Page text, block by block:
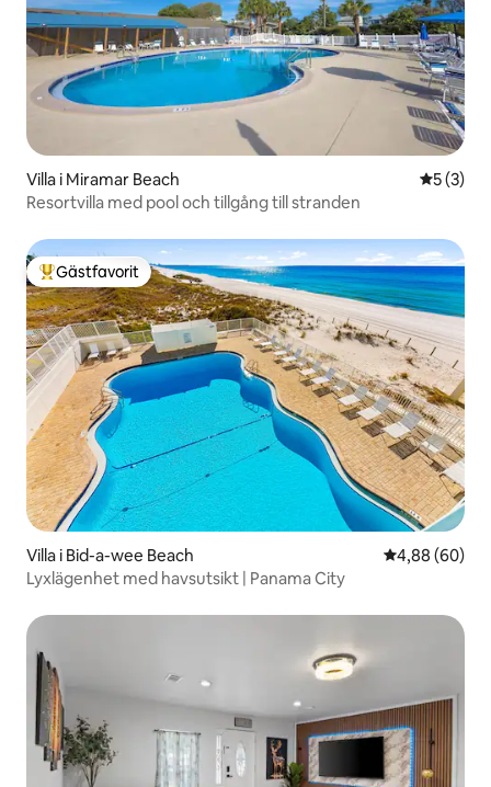
Villa i Miramar Beach 5 av 5 i
5 (3)
Resortvilla med pool och tillgång till stranden
Populär gästfavorit
Gästfavorit
Villa i Bid-a-wee Beach 4,88 av 5 i
4,88 (60)
Lyxlägenhet med havsutsikt | Panama City